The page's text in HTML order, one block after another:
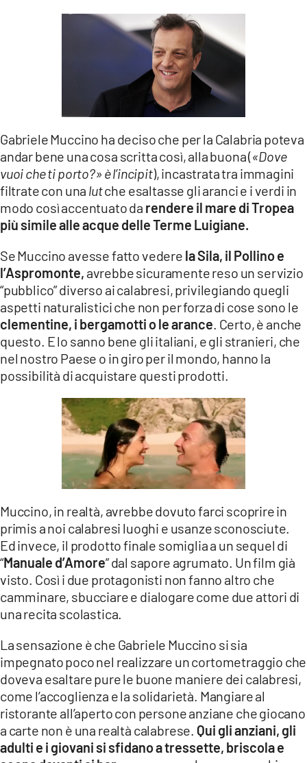
Gabriele Muccino ha deciso che per la Calabria poteva
andar bene una cosa scritta così, alla buona («Dove
vuoi che ti porto?» è l’incipit), incastrata tra immagini
filtrate con una lutche esaltasse gli aranci e i verdi in
modo così accentuato da rendere il mare di Tropea
più simile alle acque delle Terme Luigiane.
Se Muccino avesse fatto vedere la Sila, il Pollino e
l’Aspromonte, avrebbe sicuramente reso un servizio
“pubblico” diverso ai calabresi, privilegiando quegli
aspetti naturalistici che non per forza di cose sono le
clementine, i bergamotti o le arance. Certo, è anche
questo. E lo sanno bene gli italiani, e gli stranieri, che
nel nostro Paese o in giro per il mondo, hanno la
possibilità di acquistare questi prodotti.
Muccino, in realtà, avrebbe dovuto farci scoprire in
primis a noi calabresi luoghi e usanze sconosciute.
Ed invece, il prodotto finale somiglia a un sequel di
“Manuale d’Amore” dal sapore agrumato. Un film già
visto. Così i due protagonisti non fanno altro che
camminare, sbucciare e dialogare come due attori di
una recita scolastica.
La sensazione è che Gabriele Muccino si sia
impegnato poco nel realizzare un cortometraggio che
doveva esaltare pure le buone maniere dei calabresi,
come l’accoglienza e la solidarietà. Mangiare al
ristorante all’aperto con persone anziane che giocano
a carte non è una realtà calabrese. Qui gli anziani, gli
adulti e i giovani si sfidano a tressette, briscola e